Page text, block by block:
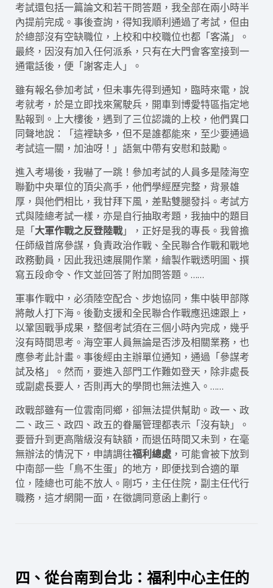
考試還包括一篇論文和若干問答題，我全部在兩小時半
內提前完成。事後查詢，得知我順利通過了考試，但由
於總部沒有空缺職位，上校和中校職位也都「客滿」。
最終，因沒有加入任何派系，只有在大門會客室接到一
通電話後，便「謝客走人」。
雖有報名參加考試，但未事先得到通知，臨時來電，說
考就考，於是立即找來駕駛兵，開車到博愛特區指定地
點報到。上大樓後，遇到了三位認識的上校，他們異口
同聲地說：「這裡缺多，但不是誰都能來，至少要通過
考試這一關，加油呀！」語氣中帶有安慰和鼓勵。
進入考場後，我嚇了一跳！參加考試的人員多是陸海空
聯勤中央單位的頂尖高手，他們學經歷完整，背景雄
厚，與他們相比，我甘拜下風，差點雙腿發抖。考試方
式與陸總考試一樣，亦是自行抽取考題，我抽中的題目
是「大軍作戰之反登陸戰」，正好是我的專長。我曾擔
任師級首席參謀，負責政治作戰、全民聯合作戰和戰地
政務動員，因此我迅速展開作業，繪製作戰透明圖、撰
寫五段命令、作文並回答了附加問答題。……
軍事作戰中，必須陸空配合、步炮協同，集中裝甲部隊
將敵人打下海。後勤支援和全民聯合作戰應迅速跟上，
以鞏固戰爭成果，整個考試須在三個小時內完成，幾乎
沒有時間思考。海空軍人員無論是否涉及相關業務，也
應參考此計畫。事後經由主辦單位通知，通過「參謀考
試及格」。然而，要進入部門工作難如登天，除非處長
或副處長要人，否則再大的學問也無法進入。……
政戰部雖有一位雲南同鄉，卻無法提供幫助。政一、政
二、政三、政四、政五的眷屬管理都表示「沒有缺」。
要晉升到更高階級沒有缺額，而退伍時間又未到，在毫
無辦法的情況下，申請調往福利總處 ，可能會被下放到
中南部一些「鳥不生蛋」的地方，即便找到合適的單
位，陸總也可能不放人。剛巧，主任住院，副主任代行
職務，這才網開一面，在徵調同意函上劃行。
四、從台南到台北：福利中心主任的